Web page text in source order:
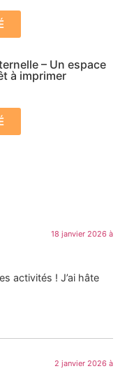
– Un espace
à imprimer
18 janvier 2026 à
activités ! J’ai hâte
2 janvier 2026 à